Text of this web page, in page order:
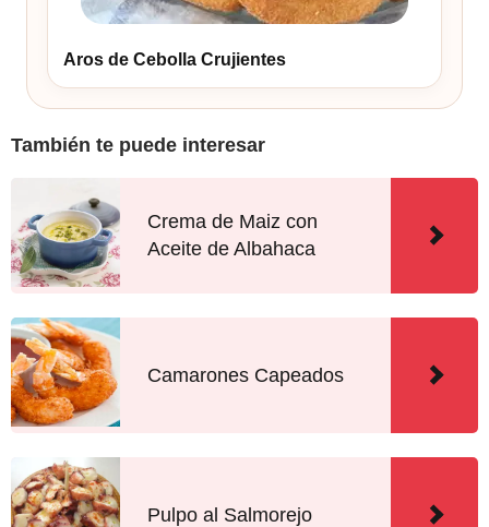
Aros de Cebolla Crujientes
También te puede interesar
Crema de Maiz con
Aceite de Albahaca
Camarones Capeados
Pulpo al Salmorejo